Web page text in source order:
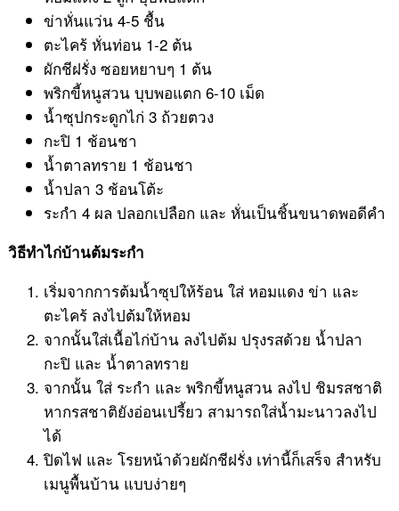
ข่าหั่นแว่น 4-5 ชื้น
ตะไคร้ หั่นท่อน 1-2 ต้น
ผักชีฝรั่ง ซอยหยาบๆ 1 ต้น
พริกขี้หนูสวน บุบพอแตก 6-10 เม็ด
น้ำซุปกระดูกไก่ 3 ถ้วยตวง
กะปิ 1 ช้อนชา
น้ำตาลทราย 1 ช้อนชา
น้ำปลา 3 ช้อนโต้ะ
ระกำ 4 ผล ปลอกเปลือก และ หั่นเป็นชิ้นขนาดพอดีคำ
วิธีทำไก่บ้านต้มระกำ
เริ่มจากการต้มน้ำซุปให้ร้อน ใส่ หอมแดง ข่า และ
ตะไคร้ ลงไปต้มให้หอม
จากนั้นใส่เนื้อไก่บ้าน ลงไปต้ม ปรุงรสด้วย น้ำปลา
กะปิ และ น้ำตาลทราย
จากนั้น ใส่ ระกำ และ พริกขี้หนูสวน ลงไป ชิมรสชาติ
หากรสชาติยังอ่อนเปรี้ยว สามารถใส่น้ำมะนาวลงไป
ได้
ปิดไฟ และ โรยหน้าด้วยผักชีฝรั่ง เท่านี้ก็เสร็จ สำหรับ
เมนูพื้นบ้าน แบบง่ายๆ